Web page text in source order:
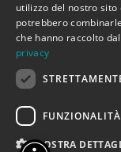
bambini una
che
risposta:
tempo ci
età
utilizzo del nostro
potrebbero
che hanno raccolto
privacy
FUNZIONALITÀ
MOSTRA